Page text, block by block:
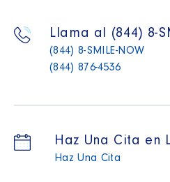
Llama al (844) 8-
(844) 8-SMILE-NOW
(844) 876-4536
Haz Una Cita en
Haz Una Cita